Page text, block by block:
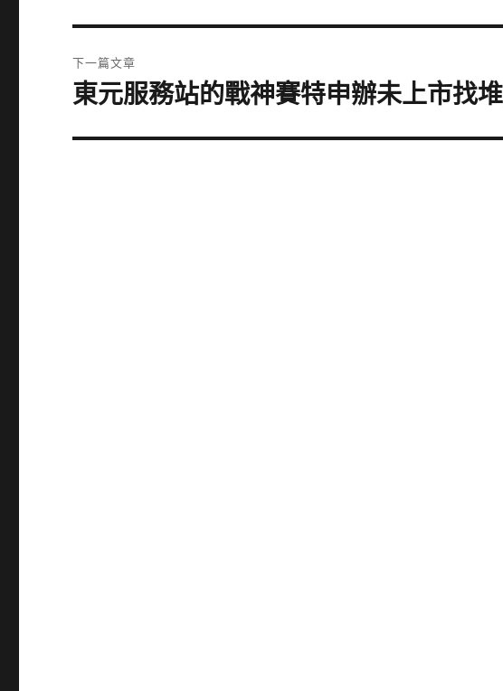
篇
文
章:
下一篇文章
下
篇
東元服務站的戰神賽特申辦未上市找